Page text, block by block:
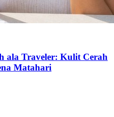
ala Traveler: Kulit Cerah
Matahari